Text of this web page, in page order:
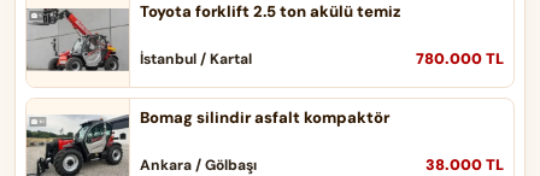
Toyota forklift 2.5 ton akülü temiz
780.000 TL
İstanbul / Kartal
Bomag silindir asfalt kompaktör
38.000 TL
Ankara / Gölbaşı